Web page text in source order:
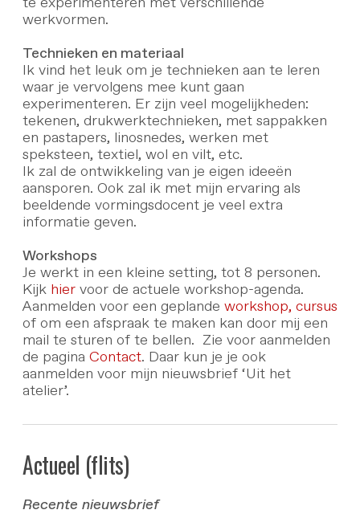
te experimenteren met verschillende
werkvormen.
Technieken en materiaal
Ik vind het leuk om je technieken aan te leren
waar je vervolgens mee kunt gaan
experimenteren. Er zijn veel mogelijkheden:
tekenen, drukwerktechnieken, met sappakken
en pastapers, linosnedes, werken met
speksteen, textiel, wol en vilt, etc.
Ik zal de ontwikkeling van je eigen ideeën
aansporen. Ook zal ik met mijn ervaring als
beeldende vormingsdocent je veel extra
informatie geven.
Workshops
Je werkt in een kleine setting, tot 8 personen.
Kijk hiervoor de actuele workshop-agenda.
Aanmelden voor een geplande workshop, cursus
of om een afspraak te maken kan door mij een
mail te sturen of te bellen. Zie voor aanmelden
de pagina Contact. Daar kun je je ook
aanmelden voor mijn nieuwsbrief ‘Uit het
atelier’.
Actueel (flits)
Recente nieuwsbrief